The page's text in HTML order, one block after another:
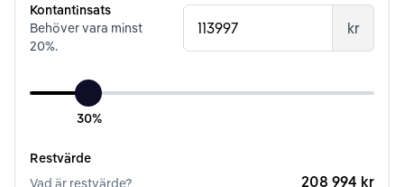
Kontantinsats
Behöver vara minst
20%.
kr
30%
Restvärde
Vad är restvärde?
208 994 kr